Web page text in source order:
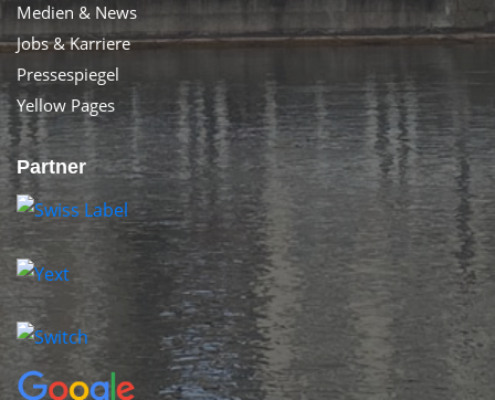
Medien & News
Jobs & Karriere
Pressespiegel
Yellow Pages
Partner